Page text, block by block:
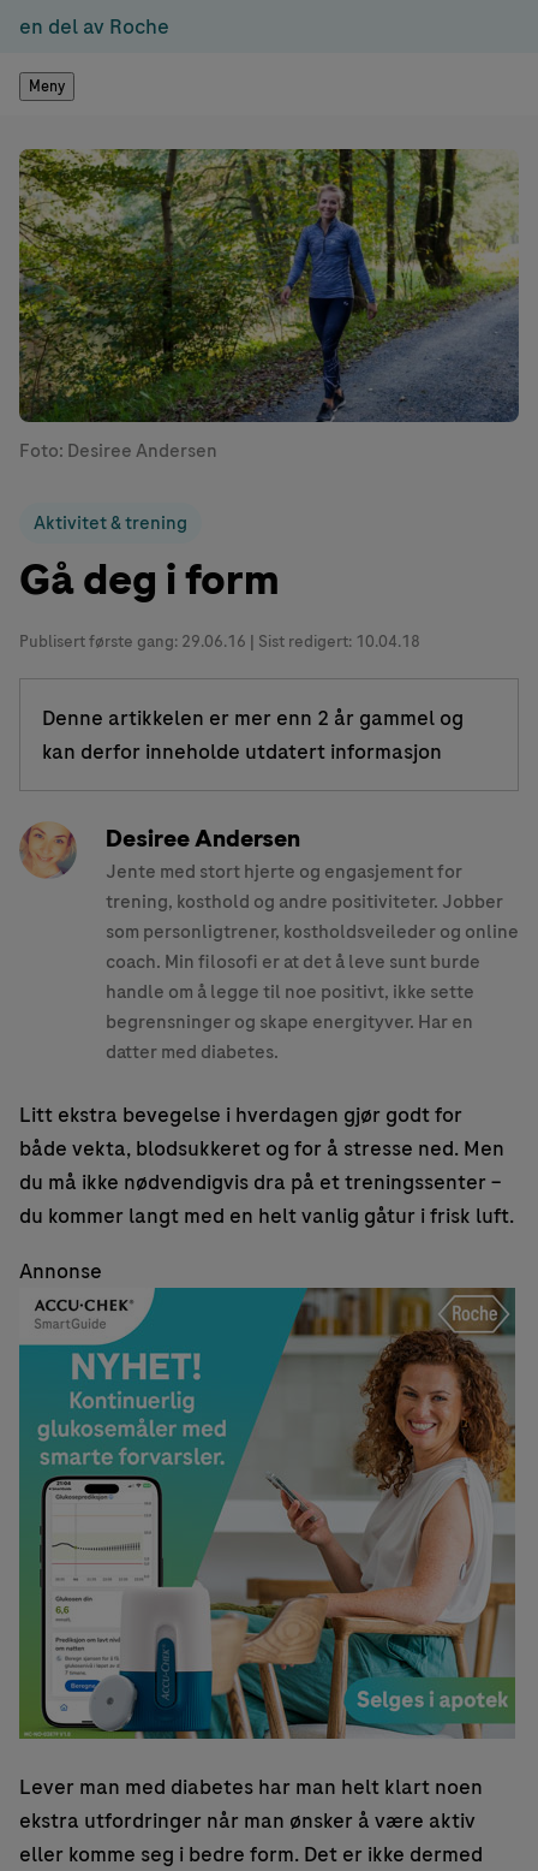
en del av Roche
Meny
Foto: Desiree Andersen
Aktivitet & trening
Gå deg i form
Publisert første gang: 29.06.16 | Sist redigert: 10.04.18
Denne artikkelen er mer enn 2 år gammel og
kan derfor inneholde utdatert informasjon
Desiree Andersen
Jente med stort hjerte og engasjement for
trening, kosthold og andre positiviteter. Jobber
som personligtrener, kostholdsveileder og online
coach. Min filosofi er at det å leve sunt burde
handle om å legge til noe positivt, ikke sette
begrensninger og skape energityver. Har en
datter med diabetes.
Litt ekstra bevegelse i hverdagen gjør godt for
både vekta, blodsukkeret og for å stresse ned. Men
du må ikke nødvendigvis dra på et treningssenter –
du kommer langt med en helt vanlig gåtur i frisk luft.
Annonse
Lever man med diabetes har man helt klart noen
ekstra utfordringer når man ønsker å være aktiv
eller komme seg i bedre form. Det er ikke dermed